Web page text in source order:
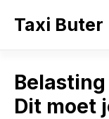
Taxi Buter
Dit moet